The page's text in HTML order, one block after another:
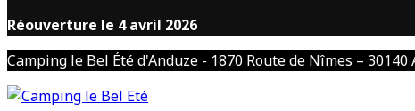
Réouverture le 4 avril 2026
Camping le Bel Été d'Anduze - 1870 Route de Nîmes – 30140